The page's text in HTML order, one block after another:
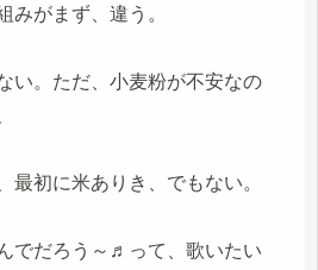
みがまず、違う。
い。ただ、小麦粉が不安なの
最初に米ありき、でもない。
でだろう～♬って、歌いたい